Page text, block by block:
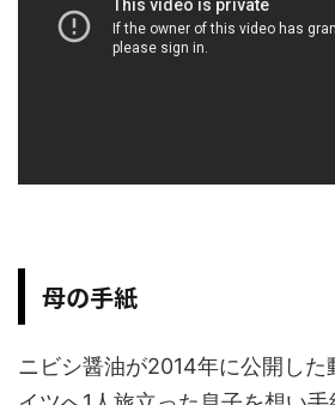
母の手紙
ニビシ醤油が2014年に公開した